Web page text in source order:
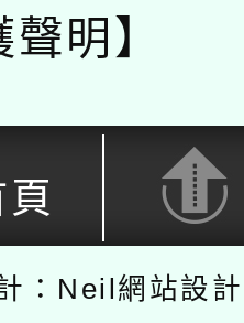
聲明】
：Neil網站設